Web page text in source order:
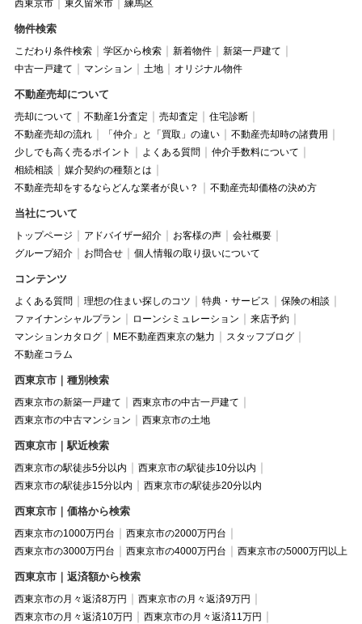
西東京市 東久留米市 練馬区
物件検索
こだわり条件検索 学区から検索 新着物件
新築一戸建て
中古一戸建て
マンション 土地 オリジナル物件
不動産売却について
売却について 不動産1分査定 売却査定
住宅診断
不動産売却の流れ
「仲介」と「買取」の違い
不動産売却時の諸費用
少しでも高く売るポイント
よくある質問
仲介手数料について
相続相談
媒介契約の種類とは
不動産売却をするならどんな業者が良い？
不動産売却価格の決め方
当社について
トップページ アドバイザー紹介 お客様の声
会社概要
グループ紹介
お問合せ 個人情報の取り扱いについて
コンテンツ
よくある質問 理想の住まい探しのコツ 特典・サービス
保険の相談
ファイナンシャルプラン
ローンシミュレーション
来店予約
マンションカタログ
ME不動産西東京の魅力
スタッフブログ
不動産コラム
西東京市｜種別検索
西東京市の新築一戸建て
西東京市の中古一戸建て
西東京市の中古マンション
西東京市の土地
西東京市｜駅近検索
西東京市の駅徒歩5分以内
西東京市の駅徒歩10分以内
西東京市の駅徒歩15分以内
西東京市の駅徒歩20分以内
西東京市｜価格から検索
西東京市の1000万円台
西東京市の2000万円台
西東京市の3000万円台
西東京市の4000万円台 西東京市の5000万円以上
西東京市｜返済額から検索
西東京市の月々返済8万円
西東京市の月々返済9万円
西東京市の月々返済10万円
西東京市の月々返済11万円